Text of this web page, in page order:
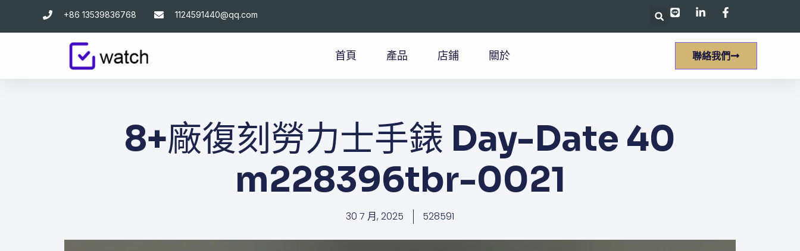
+86 13539836768 1124591440@qq.com
首頁 產品 店鋪 關於 聯絡我們
8+廠復刻勞力士手錶 Day-Date 40
m228396tbr-0021
30 7 月, 2025 528591